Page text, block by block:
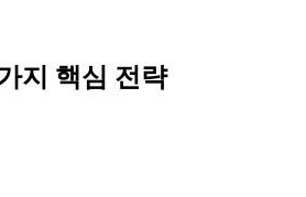
지 핵심 전략